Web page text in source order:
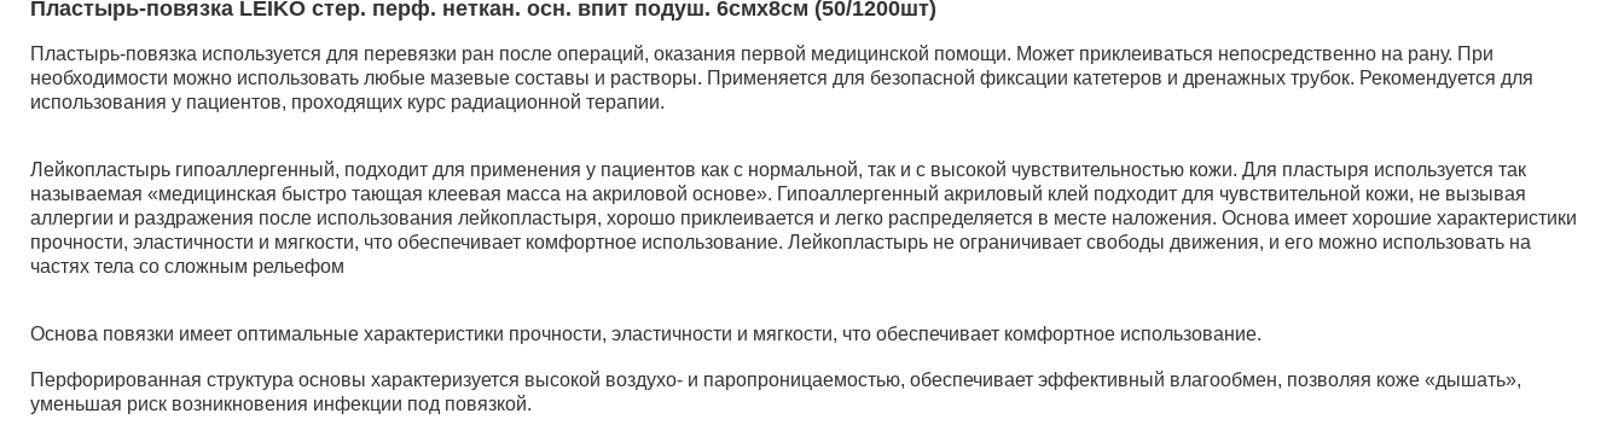
Пластырь-повязка LEIKO стер. перф. неткан. осн. впит подуш. 6смх8см (50/1200шт)
Пластырь-повязка используется для перевязки ран после операций, оказания первой медицинской помощи. Может приклеиваться непосредственно на рану. При
необходимости можно использовать любые мазевые составы и растворы. Применяется для безопасной фиксации катетеров и дренажных трубок. Рекомендуется для
использования у пациентов, проходящих курс радиационной терапии.
Лейкопластырь гипоаллергенный, подходит для применения у пациентов как с нормальной, так и с высокой чувствительностью кожи. Для пластыря используется так
называемая «медицинская быстро тающая клеевая масса на акриловой основе». Гипоаллергенный акриловый клей подходит для чувствительной кожи, не вызывая
аллергии и раздражения после использования лейкопластыря, хорошо приклеивается и легко распределяется в месте наложения. Основа имеет хорошие характеристики
прочности, эластичности и мягкости, что обеспечивает комфортное использование. Лейкопластырь не ограничивает свободы движения, и его можно использовать на
частях тела со сложным рельефом
Основа повязки имеет оптимальные характеристики прочности, эластичности и мягкости, что обеспечивает комфортное использование.
Перфорированная структура основы характеризуется высокой воздухо- и паропроницаемостью, обеспечивает эффективный влагообмен, позволяя коже «дышать»,
уменьшая риск возникновения инфекции под повязкой.